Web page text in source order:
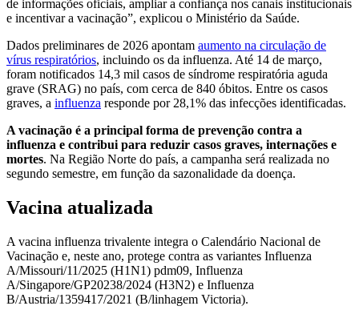
de informações oficiais, ampliar a confiança nos canais institucionais
e incentivar a vacinação”, explicou o Ministério da Saúde.
Dados preliminares de 2026 apontam aumento na circulação de
vírus respiratórios, incluindo os da influenza. Até 14 de março,
foram notificados 14,3 mil casos de síndrome respiratória aguda
grave (SRAG) no país, com cerca de 840 óbitos. Entre os casos
graves, a influenza responde por 28,1% das infecções identificadas.
A vacinação é a principal forma de prevenção contra a
influenza e contribui para reduzir casos graves, internações e
mortes. Na Região Norte do país, a campanha será realizada no
segundo semestre, em função da sazonalidade da doença.
Vacina atualizada
A vacina influenza trivalente integra o Calendário Nacional de
Vacinação e, neste ano, protege contra as variantes Influenza
A/Missouri/11/2025 (H1N1) pdm09, Influenza
A/Singapore/GP20238/2024 (H3N2) e Influenza
B/Austria/1359417/2021 (B/linhagem Victoria).